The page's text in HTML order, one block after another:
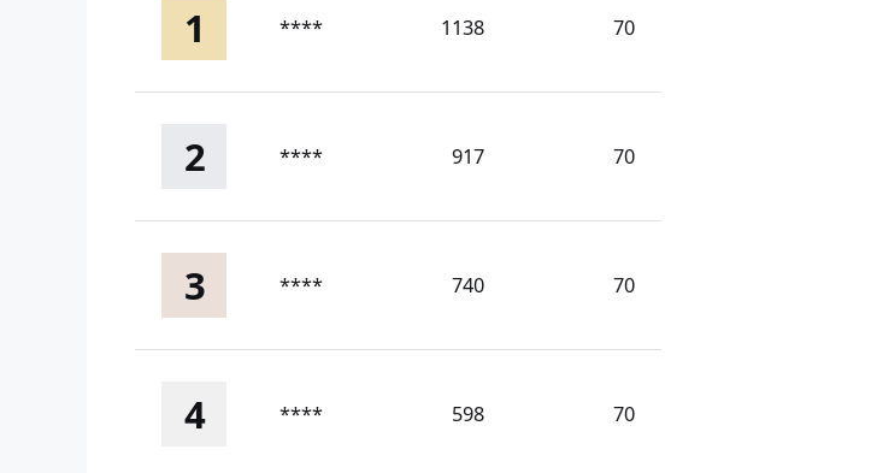
1 **** 1138 70
2 **** 917 70
3 **** 740 70
4 **** 598 70